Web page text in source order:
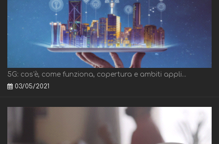
5G: cos'è, come funziona, copertura e ambiti appli...
03/05/2021